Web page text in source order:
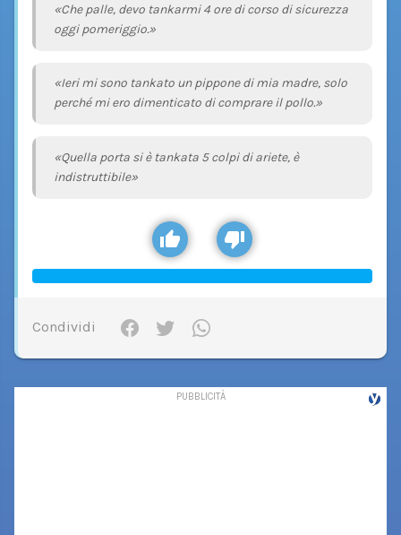
«Che palle, devo tankarmi 4 ore di corso di sicurezza
oggi pomeriggio.»
«Ieri mi sono tankato un pippone di mia madre, solo
perché mi ero dimenticato di comprare il pollo.»
«Quella porta si è tankata 5 colpi di ariete, è
indistruttibile»
Condividi